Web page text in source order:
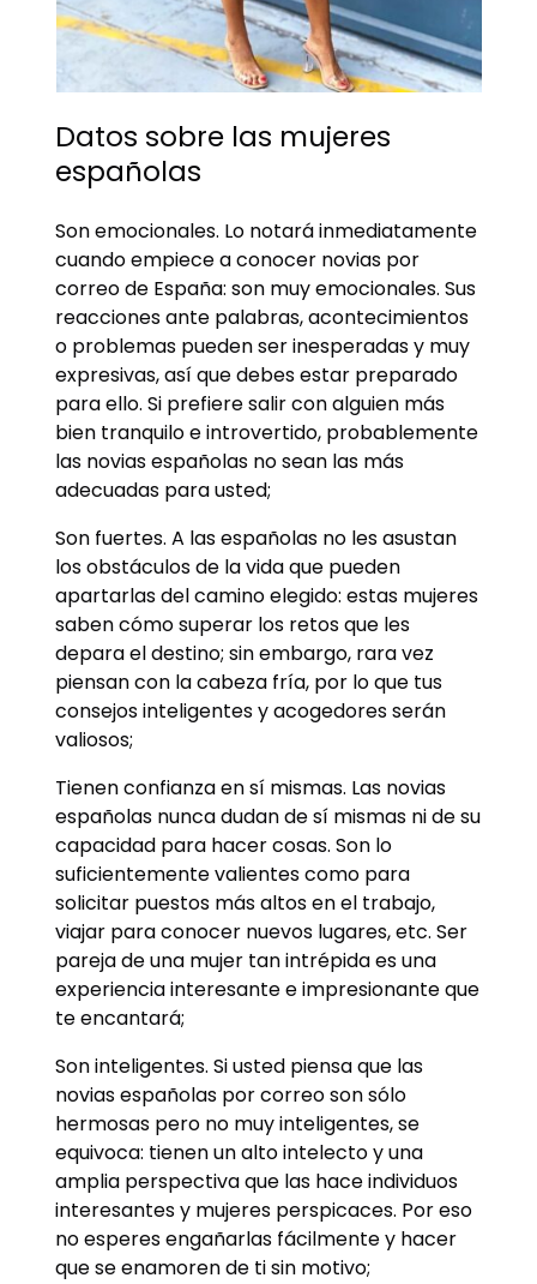
Datos sobre las mujeres
españolas
Son emocionales. Lo notará inmediatamente
cuando empiece a conocer novias por
correo de España: son muy emocionales. Sus
reacciones ante palabras, acontecimientos
o problemas pueden ser inesperadas y muy
expresivas, así que debes estar preparado
para ello. Si prefiere salir con alguien más
bien tranquilo e introvertido, probablemente
las novias españolas no sean las más
adecuadas para usted;
Son fuertes. A las españolas no les asustan
los obstáculos de la vida que pueden
apartarlas del camino elegido: estas mujeres
saben cómo superar los retos que les
depara el destino; sin embargo, rara vez
piensan con la cabeza fría, por lo que tus
consejos inteligentes y acogedores serán
valiosos;
Tienen confianza en sí mismas. Las novias
españolas nunca dudan de sí mismas ni de su
capacidad para hacer cosas. Son lo
suficientemente valientes como para
solicitar puestos más altos en el trabajo,
viajar para conocer nuevos lugares, etc. Ser
pareja de una mujer tan intrépida es una
experiencia interesante e impresionante que
te encantará;
Son inteligentes. Si usted piensa que las
novias españolas por correo son sólo
hermosas pero no muy inteligentes, se
equivoca: tienen un alto intelecto y una
amplia perspectiva que las hace individuos
interesantes y mujeres perspicaces. Por eso
no esperes engañarlas fácilmente y hacer
que se enamoren de ti sin motivo;